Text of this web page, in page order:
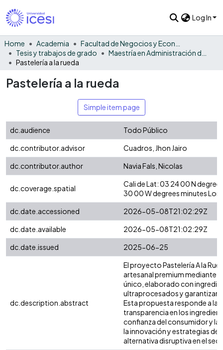
Log In
Home Academia
Tesis y trabajos de grado
Pastelería a la rueda
Pastelería a la rueda
Simple item page
dc.audience
Todo Público
dc.contributor.advisor
Cuadros, Jhon Jairo
dc.contributor.author
Navia Fals, Nicolas
dc.coverage.spatial
Cali de Lat: 03 24 00 N
30 00 W degrees minutes
dc.date.accessioned
2026-05-08T21:02:29Z
dc.date.available
2026-05-08T21:02:29Z
dc.date.issued
2025-06-25
dc.description.abstract
El proyecto Pastelería A la
artesanal premium mediante
único, elaborado con
ultraprocesados ​​y
Esta propuesta responde a la
transparencia en los
confianza del consumidor y la
la innovación y estrategias de
alternativa disruptiva en el